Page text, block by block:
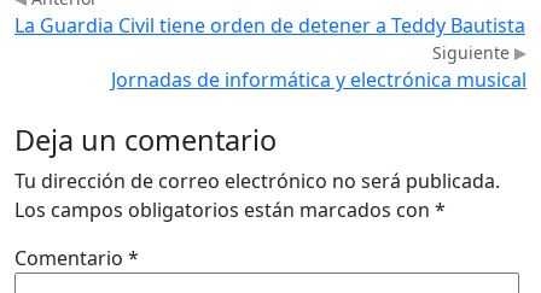
La Guardia Civil tiene orden de detener a Teddy Bautista
Siguiente
Jornadas de informática y electrónica musical
Deja un comentario
Tu dirección de correo electrónico no será publicada.
Los campos obligatorios están marcados con *
Comentario *